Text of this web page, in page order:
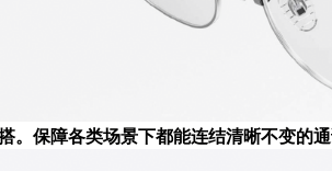
。保障各类场景下都能连结清晰不变的